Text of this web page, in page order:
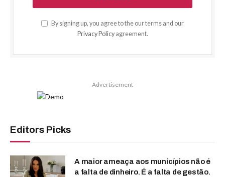
By signing up, you agree to the our terms and our
Privacy Policyagreement.
Advertisement
Editors Picks
A maior ameaça aos municípios não é
a falta de dinheiro. É a falta de gestão.